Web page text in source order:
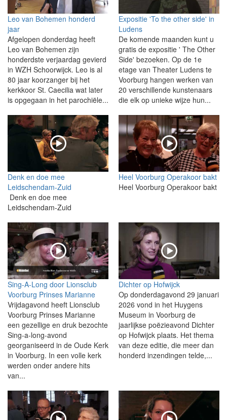
Leo van Bohemen honderd
jaar
Afgelopen donderdag heeft
Leo van Bohemen zijn
honderdste verjaardag gevierd
in WZH Schoorwijck. Leo is al
80 jaar koorzanger bij het
kerkkoor St. Caecilia wat later
is opgegaan in het parochiële...
Expositie 'To the other side' in
Ludens
De komende maanden kunt u
gratis de expositie ' The Other
Side' bezoeken. Op de 1e
etage van Theater Ludens te
Voorburg hangen werken van
20 verschillende kunstenaars
die elk op unieke wijze hun...
Denk en doe mee
Leidschendam-Zuid
Denk en doe mee
Leidschendam-Zuid
Heel Voorburg Operakoor bakt
Heel Voorburg Operakoor bakt
Sing-A-Long door Lionsclub
Voorburg Prinses Marianne
Vrijdagavond heeft Lionsclub
Voorburg Prinses Marianne
een gezellige en druk bezochte
Sing-a-long-avond
georganiseerd in de Oude Kerk
in Voorburg. In een volle kerk
werden onder andere hits
van...
Dichter op Hofwijck
Op donderdagavond 29 januari
2026 vond in het Huygens
Museum in Voorburg de
jaarlijkse poëzieavond Dichter
op Hofwijck plaats. Het thema
van deze editie, die meer dan
honderd inzendingen telde,...